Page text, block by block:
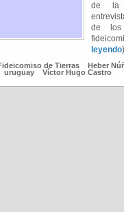
de la
de los
leyendo)
de Tierras
Heber
uruguay Víctor Hugo Castro